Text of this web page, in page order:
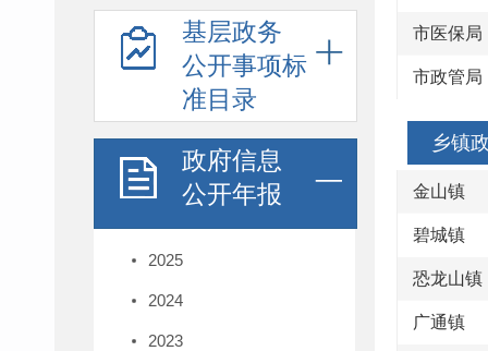
基层政务
公开事项标
准目录
政府信息
公开年报
2025
2024
2023
市医保局
市政管局
乡镇
金山镇
碧城镇
恐龙山镇
广通镇